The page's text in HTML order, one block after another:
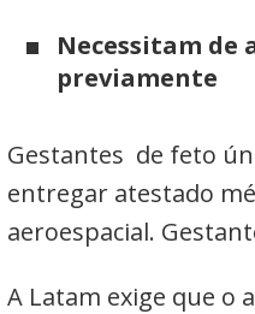
Necessitam de
previamente
Gestantes de feto
entregar atestado
aeroespacial.
A Latam exige que o